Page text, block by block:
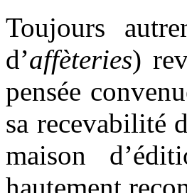
Toujours
d’affèteries)
pensée
sa recevabilité
maison
hautement